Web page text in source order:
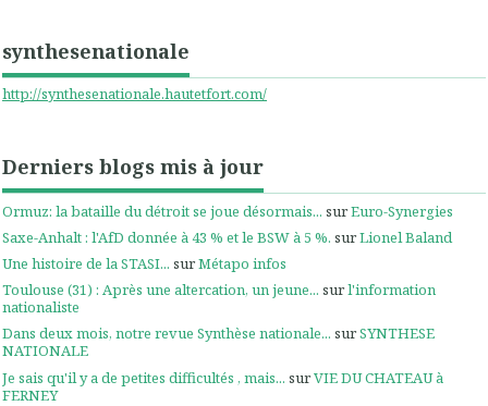
synthesenationale
http://synthesenationale.hautetfort.com/
Derniers blogs mis à jour
Ormuz: la bataille du détroit se joue désormais... surEuro-Synergies
Saxe-Anhalt : l'AfD donnée à 43 % et le BSW à 5 %. surLionel Baland
Une histoire de la STASI... surMétapo infos
Toulouse (31) : Après une altercation, un jeune... surl'information
nationaliste
Dans deux mois, notre revue Synthèse nationale... surSYNTHESE
NATIONALE
Je sais qu'il y a de petites difficultés , mais... surVIE DU CHATEAU à
FERNEY